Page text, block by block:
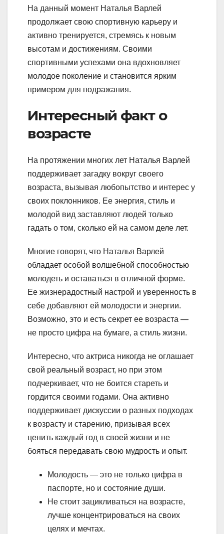
На данный момент Наталья Варлей
продолжает свою спортивную карьеру и
активно тренируется, стремясь к новым
высотам и достижениям. Своими
спортивными успехами она вдохновляет
молодое поколение и становится ярким
примером для подражания.
Интересный факт о
возрасте
На протяжении многих лет Наталья Варлей
поддерживает загадку вокруг своего
возраста, вызывая любопытство и интерес у
своих поклонников. Ее энергия, стиль и
молодой вид заставляют людей только
гадать о том, сколько ей на самом деле лет.
Многие говорят, что Наталья Варлей
обладает особой волшебной способностью
молодеть и оставаться в отличной форме.
Ее жизнерадостный настрой и уверенность в
себе добавляют ей молодости и энергии.
Возможно, это и есть секрет ее возраста —
не просто цифра на бумаге, а стиль жизни.
Интересно, что актриса никогда не оглашает
свой реальный возраст, но при этом
подчеркивает, что не боится стареть и
гордится своими годами. Она активно
поддерживает дискуссии о разных подходах
к возрасту и старению, призывая всех
ценить каждый год в своей жизни и не
бояться передавать свою мудрость и опыт.
Молодость — это не только цифра в
паспорте, но и состояние души.
Не стоит зацикливаться на возрасте,
лучше концентрироваться на своих
целях и мечтах.